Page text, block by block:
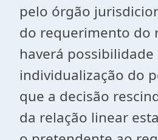
pelo órgão
do requerimento do
haverá possibilidade
individualização do
que a decisão
da relação linear